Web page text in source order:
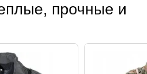
прочные и